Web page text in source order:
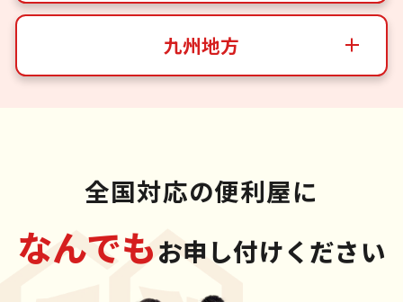
九州地方
全国対応の便利屋に
なんでもお申し付けください